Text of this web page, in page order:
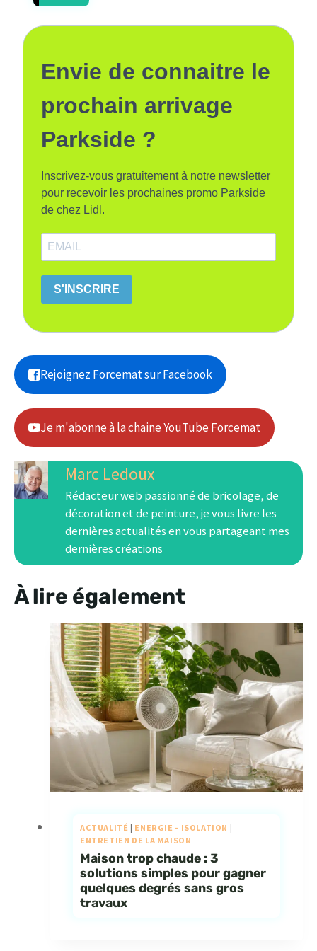
Envie de connaitre le
prochain arrivage
Parkside ?
Inscrivez-vous gratuitement à notre newsletter
pour recevoir les prochaines promo Parkside
de chez Lidl.
S'INSCRIRE
Rejoignez Forcemat sur Facebook
Je m'abonne à la chaine YouTube Forcemat
Marc Ledoux
Rédacteur web passionné de bricolage, de
décoration et de peinture, je vous livre les
dernières actualités en vous partageant mes
dernières créations
À lire également
ACTUALITÉ | ENERGIE - ISOLATION |
ENTRETIEN DE LA MAISON
Maison trop chaude : 3
solutions simples pour gagner
quelques degrés sans gros
travaux